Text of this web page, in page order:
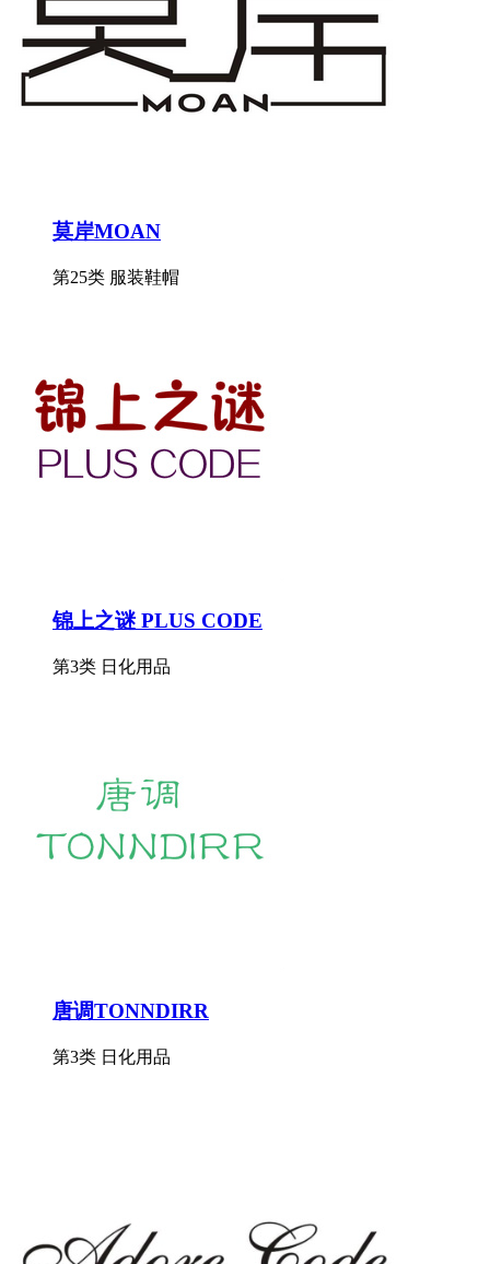
莫岸MOAN
第25类 服装鞋帽
锦上之谜 PLUS CODE
第3类 日化用品
唐调TONNDIRR
第3类 日化用品